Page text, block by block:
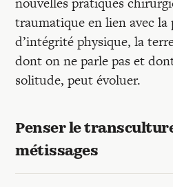
traumatique en lien avec
d’intégrité physique, la
dont on ne parle pas et
solitude, peut évoluer.
Penser le
métissages